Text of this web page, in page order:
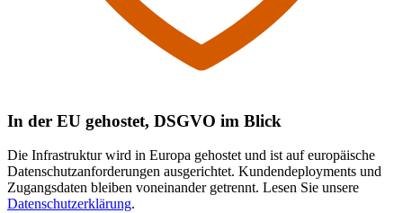
In der EU gehostet, DSGVO im Blick
Die Infrastruktur wird in Europa gehostet und ist auf europäische
Datenschutzanforderungen ausgerichtet. Kundendeployments und
Zugangsdaten bleiben voneinander getrennt. Lesen Sie unsere
Datenschutzerklärung.